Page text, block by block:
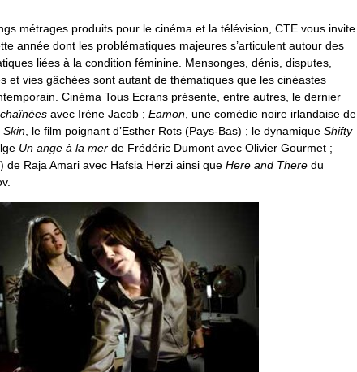
métrages produits pour le cinéma et la télévision, CTE vous invite
année dont les problématiques majeures s’articulent autour des
liées à la condition féminine. Mensonges, dénis, disputes,
et vies gâchées sont autant de thématiques que les cinéastes
Cinéma Tous Ecrans présente, entre autres, le dernier
avec Irène Jacob ; Eamon , une comédie noire irlandaise de
Skin , le film poignant d’Esther Rots (Pays-Bas) ; le dynamique Shifty
Un ange à la mer de Frédéric Dumont avec Olivier Gourmet ;
de Raja Amari avec Hafsia Herzi ainsi que Here and There du